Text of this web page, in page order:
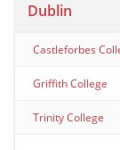
Dublin
Castleforbes
Griffith College
Trinity College